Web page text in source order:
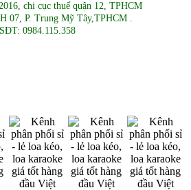
chi cục thuế quận 12, TPHCM
07, P. Trung Mỹ Tây,TPHCM .
SĐT: 0984.115.358